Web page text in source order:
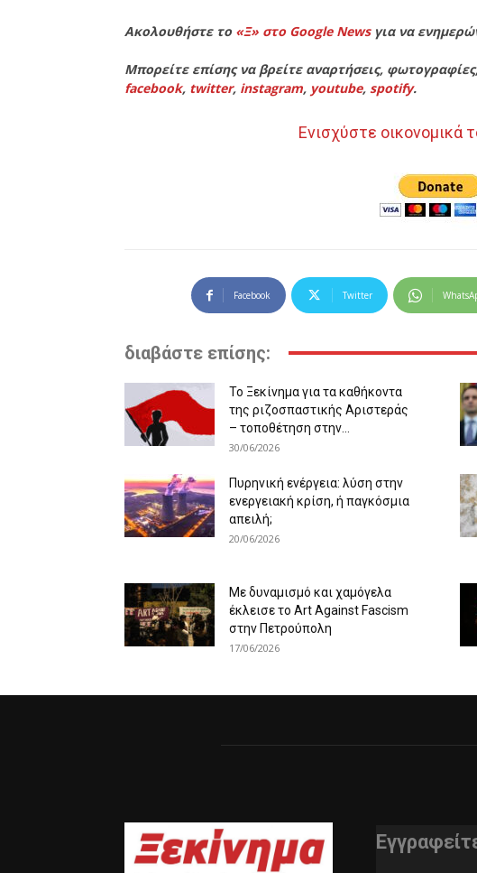
Ακολουθήστε το «Ξ» στο Google Newsγια να
Μπορείτε επίσης να βρείτε αναρτήσεις,
facebook, twitter, instagram, youtube, spotify.
Ενισχύστε οικονομικά
Facebook Twitter
διαβάστε επίσης:
Το Ξεκίνημα για τα καθήκοντα
της ριζοσπαστικής Αριστεράς
– τοποθέτηση στην...
30/06/2026
Πυρηνική ενέργεια: λύση στην
ενεργειακή κρίση, ή παγκόσμια
απειλή;
20/06/2026
Με δυναμισμό και χαμόγελα
έκλεισε το Art Against Fascism
στην Πετρούπολη
17/06/2026